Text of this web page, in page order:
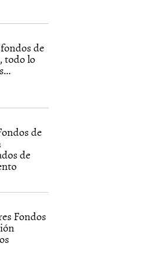
de
todo lo
de
de
Fondos